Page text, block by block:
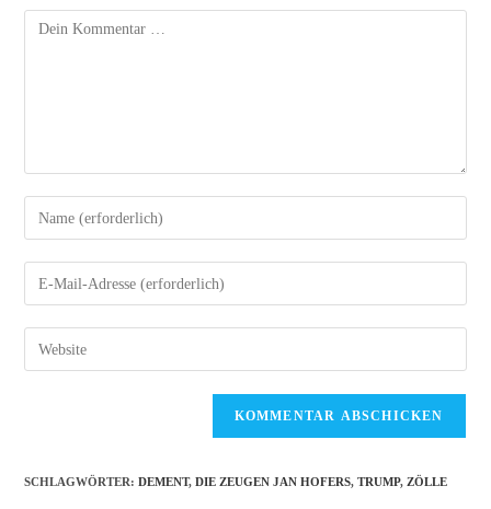
Kommentar
Gib
deinen
Namen
oder
zum
Kommentieren
Gib
deine
E-
Mail-
Gib
deine
(optional)
SCHLAGWÖRTER:DEMENT, DIE ZEUGEN JAN HOFERS, TRUMP, ZÖLLE